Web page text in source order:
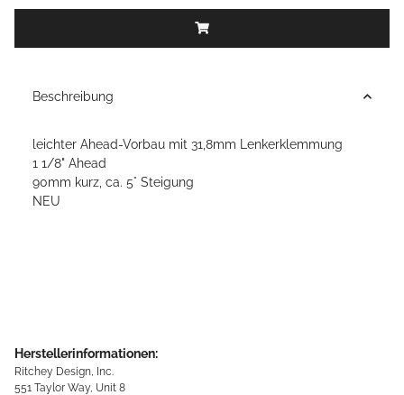
Beschreibung
leichter Ahead-Vorbau mit 31,8mm Lenkerklemmung
1 1/8" Ahead
90mm kurz, ca. 5° Steigung
NEU
Herstellerinformationen:
Ritchey Design, Inc.
551 Taylor Way, Unit 8